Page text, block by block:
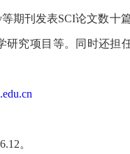
等期刊发表SCI论文数十
研究项目等。同时还担
。